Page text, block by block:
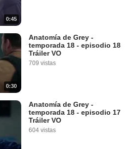
0:45
0:30
Anatomía de Grey -
temporada 18 - episodio 18
Tráiler VO
709 vistas
Anatomía de Grey -
temporada 18 - episodio 17
Tráiler VO
604 vistas